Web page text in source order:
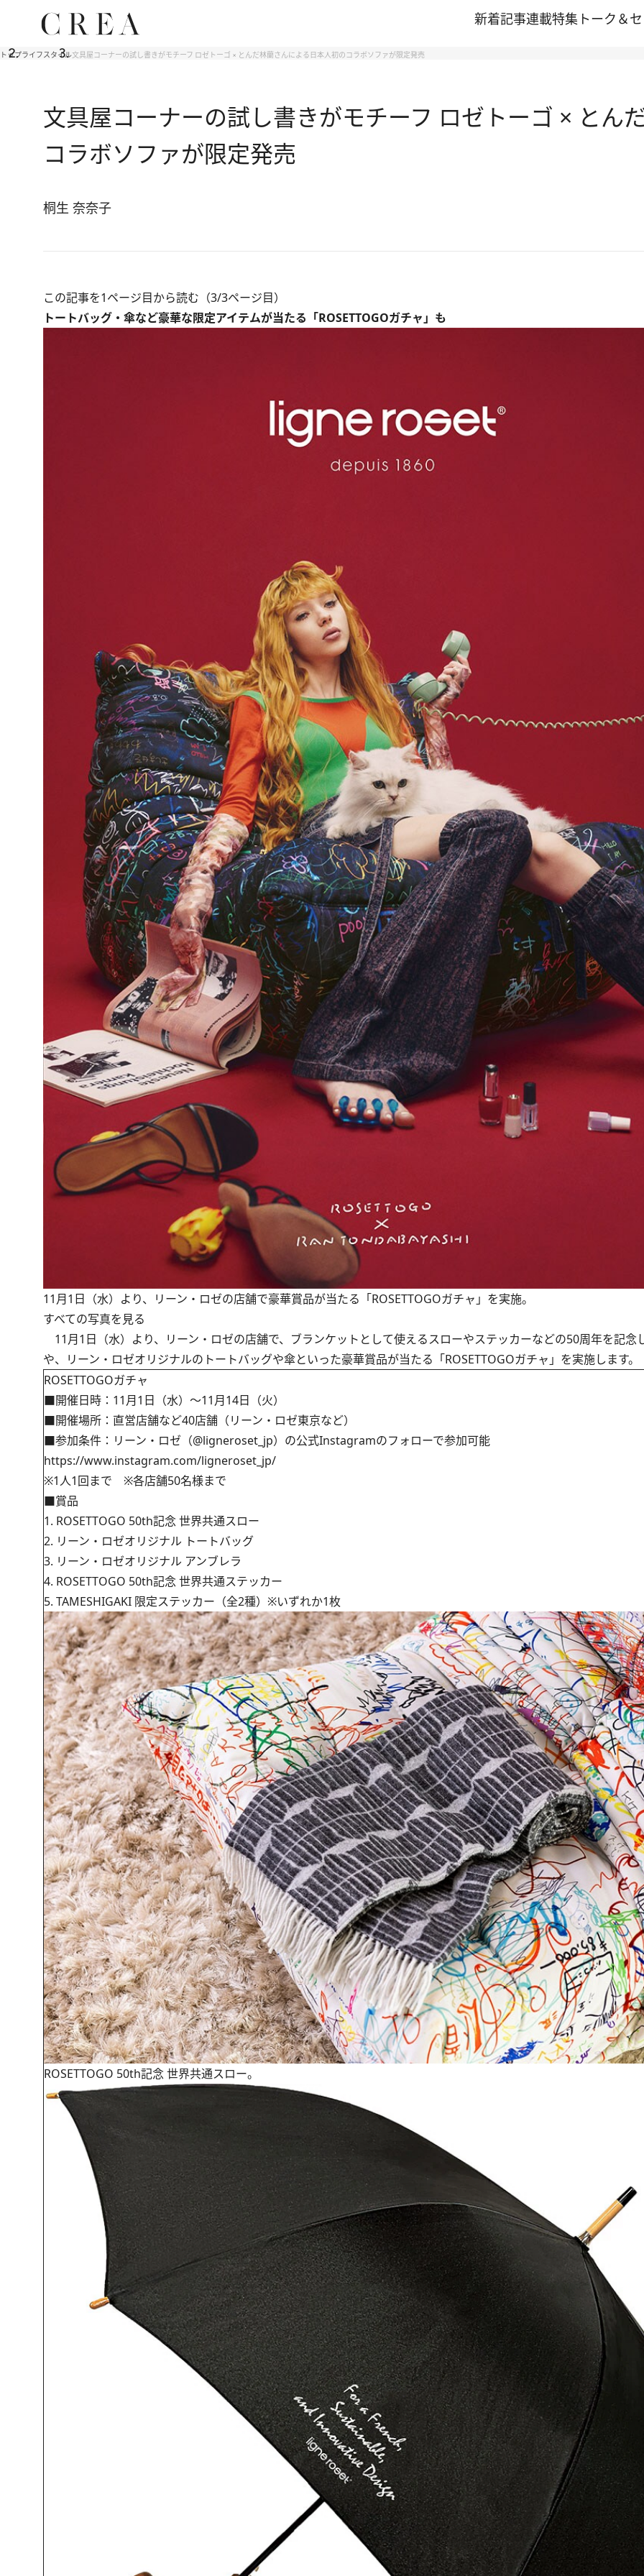
新着記事連載特集 トーク＆
トップライフスタイル文具屋コーナーの試し書きがモチーフ ロゼトーゴ × とんだ林蘭さんによる日本人初のコラボソファが限定発売
文具屋コーナーの試し書きがモチーフ ロゼトーゴ × とん
コラボソファが限定発売
桐生 奈奈子
この記事を1ページ目から読む（3/3ページ目）
トートバッグ・傘など豪華な限定アイテムが当たる「ROSETTOGOガチャ」も
11月1日（水）より、リーン・ロゼの店舗で豪華賞品が当たる「ROSETTOGOガチャ」を実施。
すべての写真を見る
11月1日（水）より、リーン・ロゼの店舗で、ブランケットとして使えるスローやステッカーなどの50周年を記念
や、リーン・ロゼオリジナルのトートバッグや傘といった豪華賞品が当たる「ROSETTOGOガチャ」を実施します。
ROSETTOGOガチャ
■開催日時：11月1日（水）～11月14日（火）
■開催場所：直営店舗など40店舗（リーン・ロゼ東京など）
■参加条件：リーン・ロゼ（@ligneroset_jp）の公式Instagramのフォローで参加可能
https://www.instagram.com/ligneroset_jp/
※1人1回まで ※各店舗50名様まで
■賞品
1. ROSETTOGO 50th記念 世界共通スロー
2. リーン・ロゼオリジナル トートバッグ
3. リーン・ロゼオリジナル アンブレラ
4. ROSETTOGO 50th記念 世界共通ステッカー
5. TAMESHIGAKI 限定ステッカー（全2種）※いずれか1枚
ROSETTOGO 50th記念 世界共通スロー。